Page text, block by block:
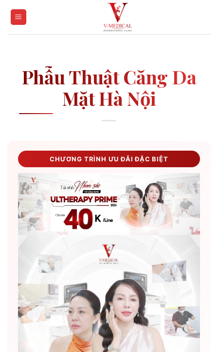
Phẫu Thuật Căng Da
Mặt Hà Nội
CHƯƠNG TRÌNH ƯU ĐÃI ĐẶC BIỆT